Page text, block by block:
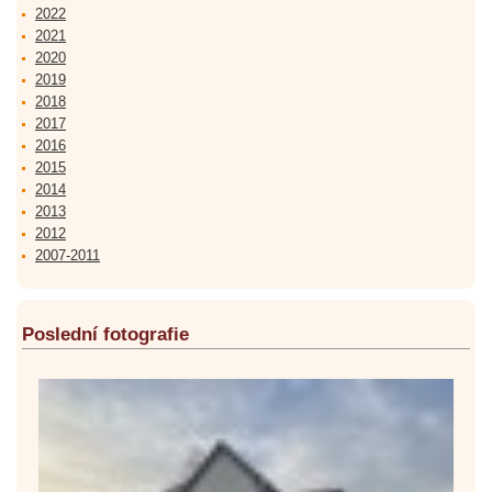
2022
2021
2020
2019
2018
2017
2016
2015
2014
2013
2012
2007-2011
Poslední fotografie